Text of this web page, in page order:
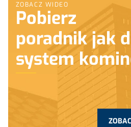
ZOBACZ WIDEO
Pobierz
poradnik jak
system